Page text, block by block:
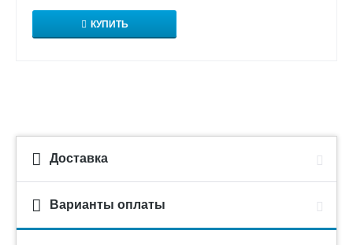
КУПИТЬ
Доставка
Варианты оплаты